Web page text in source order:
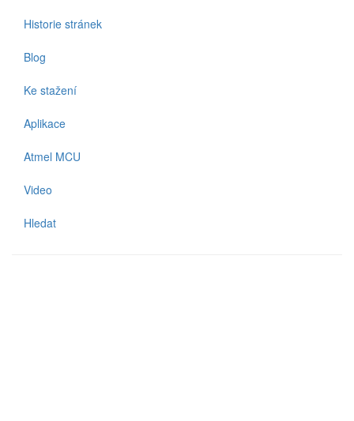
Historie stránek
Blog
Ke stažení
Aplikace
Atmel MCU
Video
Hledat